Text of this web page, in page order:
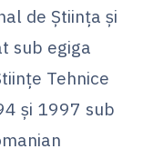
de Ştiinţa şi
sub egiga
Tehnice
şi 1997 sub